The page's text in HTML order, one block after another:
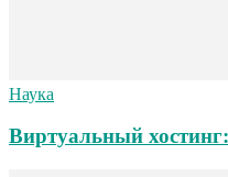
Наука
Виртуальный